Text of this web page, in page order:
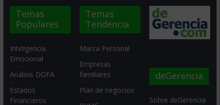
Temas
Populares
Inteligencia
Emocional
Análisis DOFA
Estados
Financieros
Temas
Tendencia
Marca Personal
Empresas
familiares
Plan de negocios
deGerencia
Sobre deGerencia